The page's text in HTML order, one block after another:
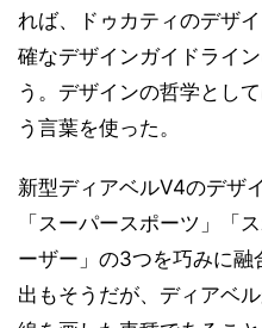
れば、ドゥカティのデザ
確なデザインガイドライ
う。デザインの哲学とし
う言葉を使った。
新型ディアベルV4のデザ
「スーパースポーツ」「
ーザー」の3つを巧みに
出もそうだが、ディアベ